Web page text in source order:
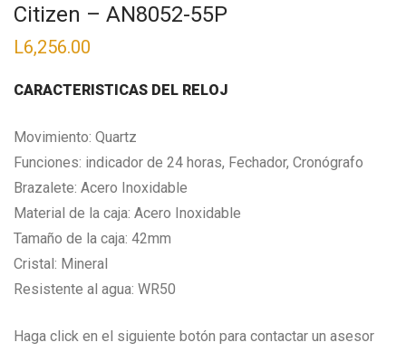
Citizen – AN8052-55P
L6,256.00
CARACTERISTICAS DEL RELOJ
Movimiento: Quartz
Funciones: indicador de 24 horas, Fechador, Cronógrafo
Brazalete: Acero Inoxidable
Material de la caja: Acero Inoxidable
Tamaño de la caja: 42mm
Cristal: Mineral
Resistente al agua: WR50
Haga click en el siguiente botón para contactar un asesor